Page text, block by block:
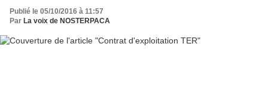
Publié le 05/10/2016 à 11:57
Par La voix de NOSTERPACA